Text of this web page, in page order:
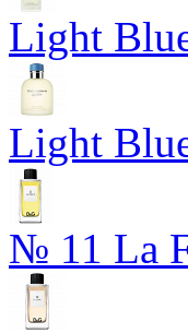
Light
Light
№ 11 La